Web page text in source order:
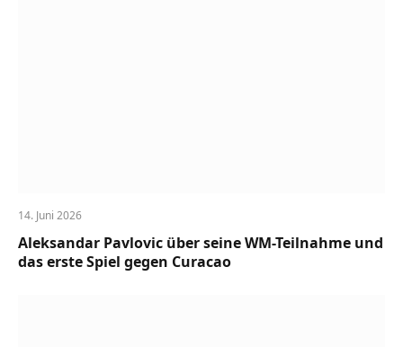
14. Juni 2026
Aleksandar Pavlovic über seine WM-Teilnahme und
das erste Spiel gegen Curacao